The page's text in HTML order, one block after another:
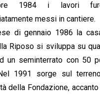
1984 i lavori
messi in cantiere.
di gennaio 1986 la
Riposo si sviluppa su
un seminterrato con 50
1991 sorge sul
della Fondazione, accanto